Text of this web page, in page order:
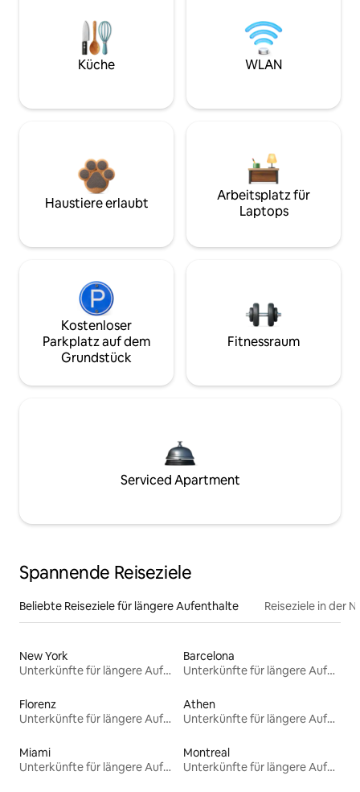
Küche WLAN
Haustiere erlaubt
Arbeitsplatz für
Laptops
Kostenloser
Parkplatz auf dem
Grundstück
Fitnessraum
Serviced Apartment
Spannende Reiseziele
Beliebte Reiseziele für längere Aufenthalte Reiseziele in der
New York
Unterkünfte für längere Aufenthalte
Barcelona
Unterkünfte für längere Aufenthalte
Florenz
Unterkünfte für längere Aufenthalte
Athen
Unterkünfte für längere Aufenthalte
Miami
Unterkünfte für längere Aufenthalte
Montreal
Unterkünfte für längere Aufenthalte